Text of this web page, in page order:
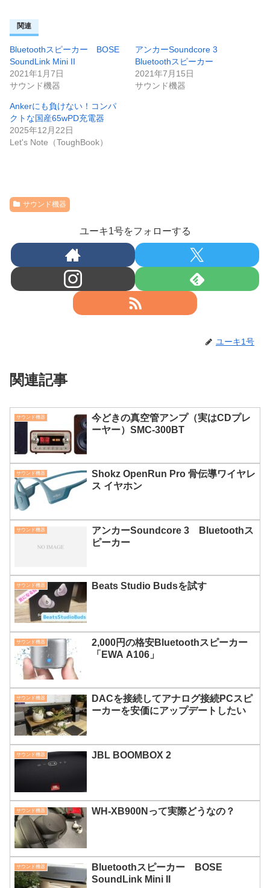
関連
Bluetoothスピーカー BOSE
SoundLink Mini II
2021年1月7日
サウンド機器
アンカーSoundcore 3
Bluetoothスピーカー
2021年7月15日
サウンド機器
Ankerにも負けない！コンパ
クトな国産65wPD充電器
2025年12月22日
Let's Note（ToughBook）
サウンド機器
ユーキ1号をフォローする
ユーキ1号
関連記事
サウンド機器
今どきの真空管アンプ（実はCDプレ
ーヤー）SMC-300BT
サウンド機器
Shokz OpenRun Pro 骨伝導ワイヤレ
ス イヤホン
サウンド機器
アンカーSoundcore 3 Bluetoothス
ピーカー
サウンド機器 Beats Studio Budsを試す
サウンド機器
2,000円の格安Bluetoothスピーカー
「EWA A106」
サウンド機器
DACを接続してアナログ接続PCスピ
ーカーを安価にアップデートしたい
サウンド機器 JBL BOOMBOX 2
サウンド機器 WH-XB900Nって実際どうなの？
サウンド機器
Bluetoothスピーカー BOSE
SoundLink Mini II